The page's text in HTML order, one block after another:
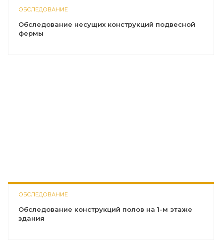
ОБСЛЕДОВАНИЕ
Обследование несущих конструкций подвесной
фермы
ОБСЛЕДОВАНИЕ
Обследование конструкций полов на 1-м этаже
здания